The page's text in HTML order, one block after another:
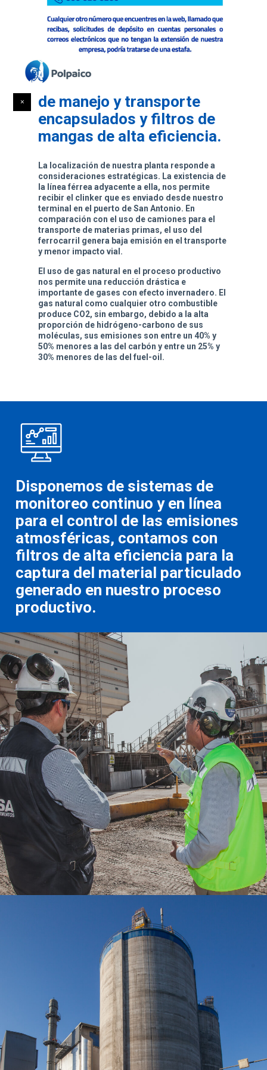
sistemas de
almacenamiento de
materias primas y
productos terminados en
silos, sistemas mecánicos
de manejo y transporte
encapsulados y filtros de
mangas de alta eficiencia.
La localización de nuestra planta responde a
consideraciones estratégicas. La existencia de
la línea férrea adyacente a ella, nos permite
recibir el clinker que es enviado desde nuestro
terminal en el puerto de San Antonio. En
comparación con el uso de camiones para el
transporte de materias primas, el uso del
ferrocarril genera baja emisión en el transporte
y menor impacto vial.
El uso de gas natural en el proceso productivo
nos permite una reducción drástica e
importante de gases con efecto invernadero. El
gas natural como cualquier otro combustible
produce CO2, sin embargo, debido a la alta
proporción de hidrógeno-carbono de sus
moléculas, sus emisiones son entre un 40% y
50% menores a las del carbón y entre un 25% y
30% menores de las del fuel-oil.
Disponemos de sistemas de
monitoreo continuo y en línea
para el control de las emisiones
atmosféricas, contamos con
filtros de alta eficiencia para la
captura del material particulado
generado en nuestro proceso
productivo.